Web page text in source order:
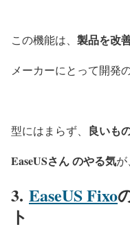
この機能は、 製品を改
メーカーにとって開発
型にはまらず、 良いも
EaseUSさん のやる気が
3. EaseUS Fixo
ト